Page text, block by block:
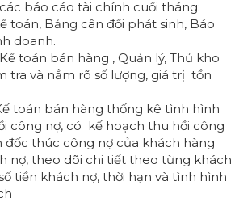
báo cáo tài chính cuối tháng:
toán, Bảng cân đối phát sinh, Báo
doanh.
toán bán hàng , Quản lý, Thủ kho
tra và nắm rõ số lượng, giá trị tồn
toán bán hàng thống kê tình hình
công nợ, có kế hoạch thu hồi công
đốc thúc công nợ của khách hàng
nợ, theo dõi chi tiết theo từng khách
tiền khách nợ, thời hạn và tình hình